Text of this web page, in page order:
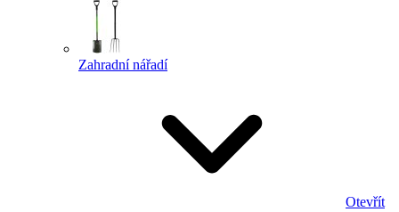
Zahradní nářadí
Otevřít